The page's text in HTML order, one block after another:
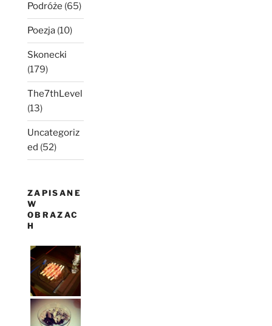
Podróże (65)
Poezja (10)
Skonecki
(179)
The7thLevel
(13)
Uncategoriz
ed (52)
ZAPISANE
W
OBRAZAC
H